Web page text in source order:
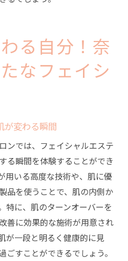
る自分！奈
なフェイシ
が変わる瞬間
ンでは、フェイシャルエステ
る瞬間を体験することができ
用いる高度な技術や、肌に優
品を使うことで、肌の内側か
特に、肌のターンオーバーを
善に効果的な施術が用意され
が一段と明るく健康的に見
ごすことができるでしょう。